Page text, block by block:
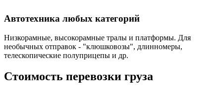
Автотехника любых категорий
Низкорамные, высокорамные тралы и платформы. Для
необычных отправок - "клюшковозы", длинномеры,
телескопические полуприцепы и др.
Стоимость перевозки груза